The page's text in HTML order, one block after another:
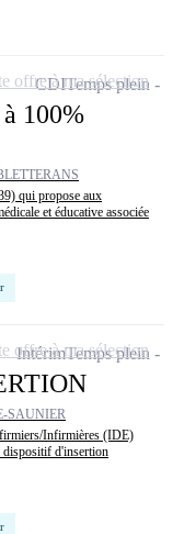
100%
qui propose aux
et éducative associée
CDITemps plein
offre à ma sélection
SAUNIER
Infirmières (IDE)
dispositif d'insertion
IntérimTemps plein
offre à ma sélection